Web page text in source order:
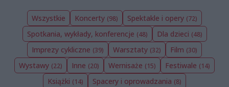
Wszystkie Koncerty (98) Spektakle i opery (72)
Spotkania, wykłady, konferencje (48) Dla dzieci (48)
Imprezy cykliczne (39) Warsztaty (32) Film (30)
Wystawy (22) Inne (20) Wernisaże (15) Festiwale (14)
Książki (14) Spacery i oprowadzania (8)